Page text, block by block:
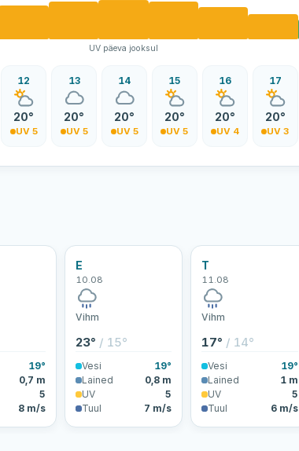
UV päeva jooksul
12
20°
UV 5
13
20°
UV 5
14
20°
UV 5
15
20°
UV 5
16
20°
UV 4
17
20°
UV 3
19°
0,7 m
5
8 m/s
E
10.08
Vihm
23° / 15°
Vesi
19°
Lained
0,8 m
UV
5
Tuul
7 m/s
T
11.08
Vihm
17° / 14°
Vesi
19°
Lained
1 m
UV
5
Tuul
6 m/s